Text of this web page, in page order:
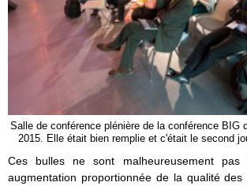
Salle de conférence plénière de la conférence BIG
2015. Elle était bien remplie et c'était le second
Ces bulles ne sont malheureusement
augmentation proportionnée de la qualité